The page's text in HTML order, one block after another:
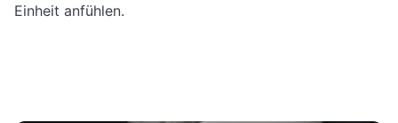
Einheit anfühlen.